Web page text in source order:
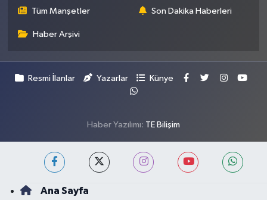
Tüm Manşetler Son Dakika Haberleri
Haber Arşivi
Resmi İlanlar Yazarlar Künye
Haber Yazılımı: TE Bilişim
Ana Sayfa